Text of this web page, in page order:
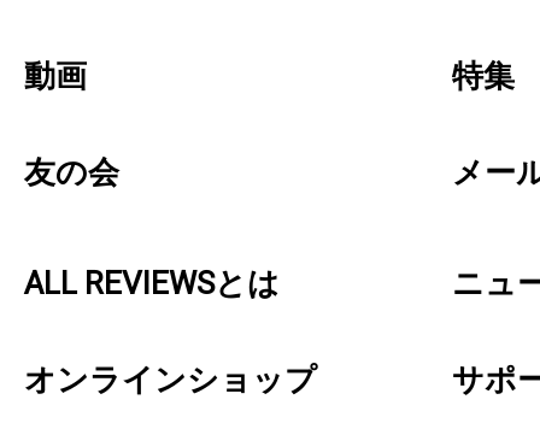
動画 特集
友の会 メー
ALL REVIEWSとは ニュ
オンラインショップ サポ